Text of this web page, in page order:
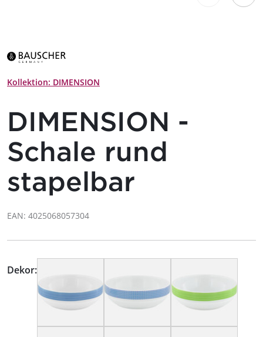
Kollektion: DIMENSION
DIMENSION -
Schale rund
stapelbar
EAN: 4025068057304
Dekor: